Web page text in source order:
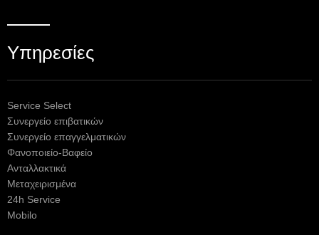
Υπηρεσίες
Service Select
Συνεργείο επιβατικών
Συνεργείο επαγγελματικών
Φανοποιείο-Βαφείο
Ανταλλακτικά
Μεταχειρισμένα
24h Service
Mobilo